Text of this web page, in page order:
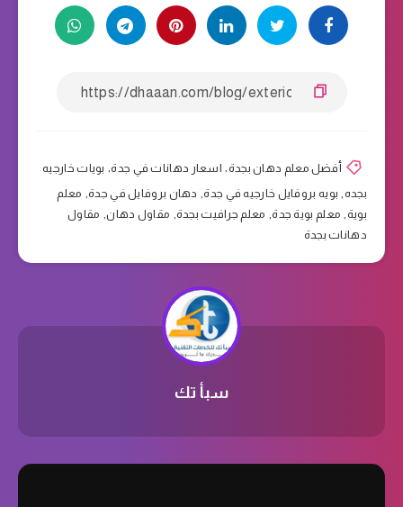
أفضل معلم دهان بجدة , اسعار دهانات في جدة, بويات خارجيه
بجده , بويه بروفايل خارجيه في جدة, دهان بروفايل في جدة, معلم
بوية , معلم بوية جدة, معلم جرافيت بجدة, مقاول دهان, مقاول
دهانات بجدة
سبأ تك